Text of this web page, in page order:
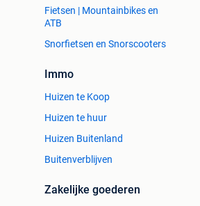
Fietsen | Mountainbikes en
ATB
Snorfietsen en Snorscooters
Immo
Huizen te Koop
Huizen te huur
Huizen Buitenland
Buitenverblijven
Zakelijke goederen